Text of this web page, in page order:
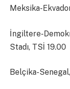
Meksika-
İngiltere-
Stadı, TSİ 19.00
Belçika-